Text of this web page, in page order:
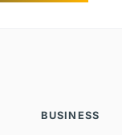
BUSINESS